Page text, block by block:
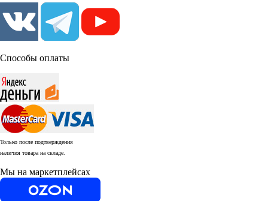
Способы оплаты
Только после подтверждения
наличия товара на складе.
Мы на маркетплейсах